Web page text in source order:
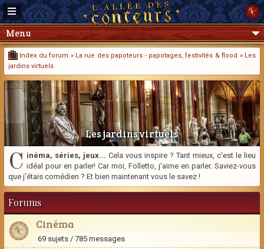
Menu
Index du forum » La rue des papoteurs - papotages, festivités & flood » Les
jardins virtuels
Les jardins virtuels
C inéma, séries, jeux... Cela vous inspire ? Tant mieux, c'est le lieu
idéal pour en parler! Car moi, Folletto, j'aime en parler. Saviez-vous
que j'étais comédien ? Et bien maintenant vous le savez !
Forums
Cinéma
69 sujets / 785 messages